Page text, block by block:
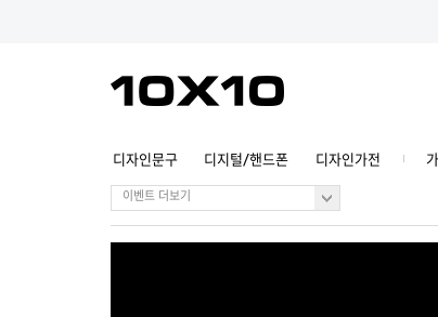
디자인문구 디지털/핸드폰 디자인가전
이벤트 더보기